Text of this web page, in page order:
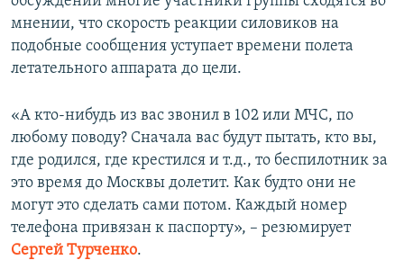
мнении, что скорость реакции силовиков на
подобные сообщения уступает времени полета
летательного аппарата до цели.
«А кто-нибудь из вас звонил в 102 или МЧС, по
любому поводу? Сначала вас будут пытать, кто вы,
где родился, где крестился и т.д., то беспилотник за
это время до Москвы долетит. Как будто они не
могут это сделать сами потом. Каждый номер
телефона привязан к паспорту», – резюмирует
Сергей Турченко.